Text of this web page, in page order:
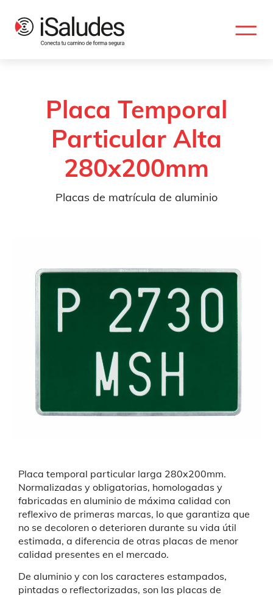
Placa Temporal
Particular Alta
280x200mm
Placas de matrícula de aluminio
Placa temporal particular larga 280x200mm.
Normalizadas y obligatorias, homologadas y
fabricadas en aluminio de máxima calidad con
reflexivo de primeras marcas, lo que garantiza que
no se decoloren o deterioren durante su vida útil
estimada, a diferencia de otras placas de menor
calidad presentes en el mercado.
De aluminio y con los caracteres estampados,
pintadas o reflectorizadas, son las placas de